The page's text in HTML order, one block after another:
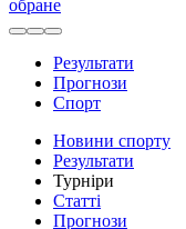
обране
Результати
Прогнози
Спорт
Новини спорту
Результати
Турніри
Статті
Прогнози